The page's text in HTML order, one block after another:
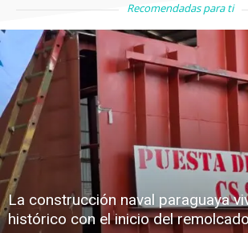
Recomendadas para ti
La construcción naval paraguaya
histórico con el inicio del